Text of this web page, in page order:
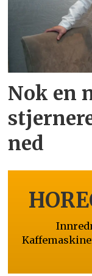
Nok en
ned